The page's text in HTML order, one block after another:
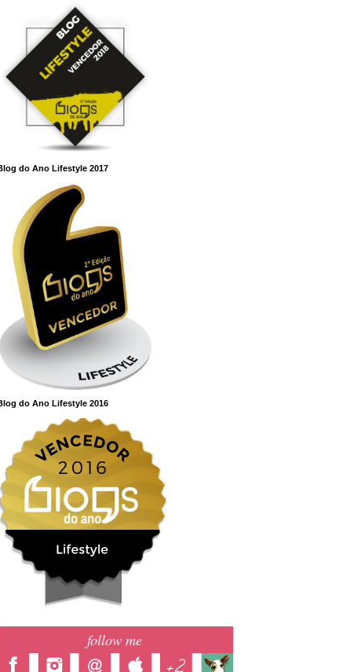
do Ano Lifestyle 2017
do Ano Lifestyle 2016
follow me